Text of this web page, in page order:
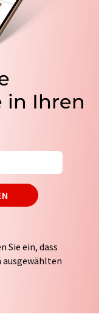
in Ihren
Sie ein, dass
ausgewählten
werden